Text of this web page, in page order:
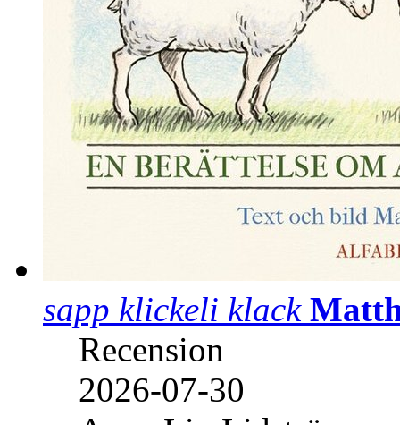
sapp klickeli klack
Recension
2026-07-30